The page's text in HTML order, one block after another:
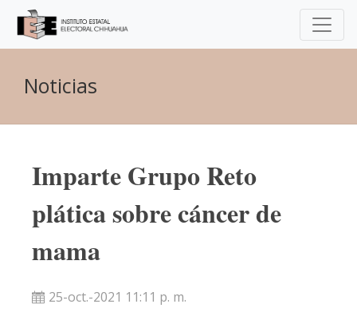
Noticias
Imparte Grupo Reto
plática sobre cáncer de
mama
25-oct.-2021 11:11 p. m.